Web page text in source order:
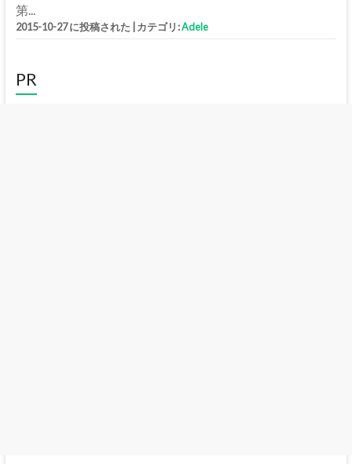
第...
2015-10-27 に投稿された カテゴリ:Adele
PR